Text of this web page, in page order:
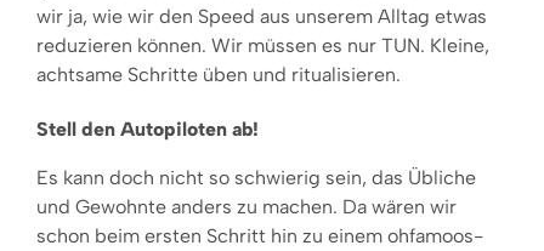
wir ja, wie wir den Speed aus unserem Alltag etwas
reduzieren können. Wir müssen es nur TUN. Kleine,
achtsame Schritte üben und ritualisieren.
Stell den Autopiloten ab!
Es kann doch nicht so schwierig sein, das Übliche
und Gewohnte anders zu machen. Da wären wir
schon beim ersten Schritt hin zu einem ohfamoos-